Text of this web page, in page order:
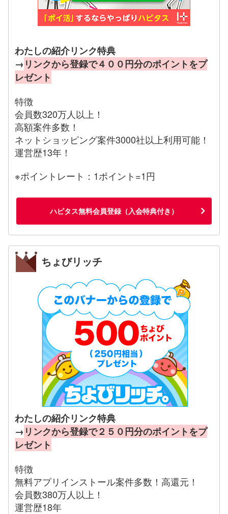
わたしの紹介リンク特典
→ リンクから登録で４００円分のポイントをプ
レゼント
特徴
会員数320万人以上！
高額案件多数！
ネットショッピング案件3000社以上利用可能！
運営歴13年！
※ポイントレート：1ポイント=1円
ハピタス無料会員登録（入会特典付き）
ちょびリッチ
わたしの紹介リンク特典
→ リンクから登録で２５０円分のポイントをプ
レゼント
特徴
無料アプリインストール案件多数！高還元！
会員数380万人以上！
運営歴18年